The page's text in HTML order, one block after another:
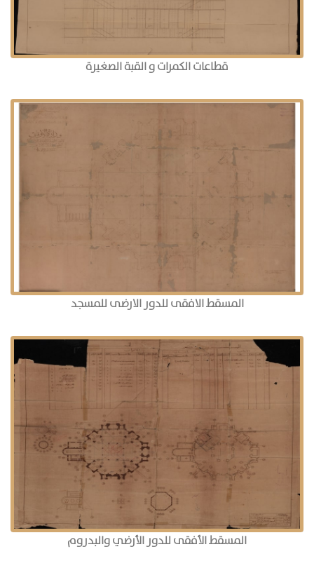
قطاعات الكمرات و القبة الصغيرة
المسقط الافقى للدور الارضى للمسجد
المسقط الأفقى للدور الأرضي والبدروم